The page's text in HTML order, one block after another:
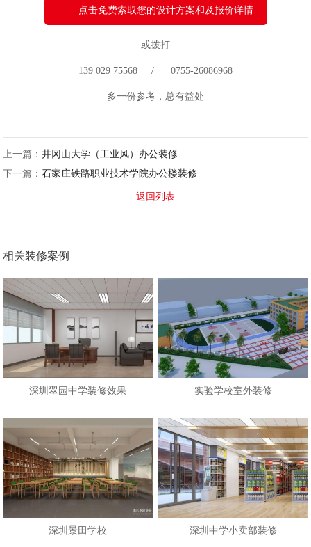
点击免费索取您的设计方案和及报价详情
或拨打
139 029 75568 / 0755-26086968
多一份参考，总有益处
上一篇：井冈山大学（工业风）办公装修
下一篇：石家庄铁路职业技术学院办公楼装修
返回列表
相关装修案例
深圳翠园中学装修效果 实验学校室外装修
深圳景田学校 深圳中学小卖部装修